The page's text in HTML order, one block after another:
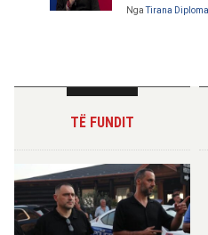
Nga Tirana
TË FUNDIT